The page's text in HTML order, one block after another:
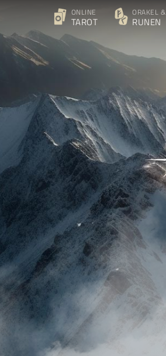
ONLINE
TAROT
ORAKEL &
RUNEN